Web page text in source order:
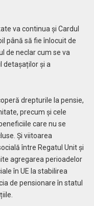
va continua și Cardul
până să fie înlocuit de
de neclar cum se va
detașaților și a
drepturile la pensie,
precum și cele
care nu se
Și viitoarea
între Regatul Unit și
agregarea perioadelor
în UE la stabilirea
de pensionare în statul